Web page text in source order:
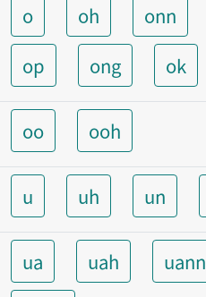
o oh onn
op
ong ok
oo ooh
u uh un
ua uah uann